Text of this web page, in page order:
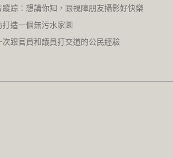
蹤踪：想講你知，跟視障朋友攝影好快樂
造一個無污水家園
跟官員和議員打交道的公民經驗